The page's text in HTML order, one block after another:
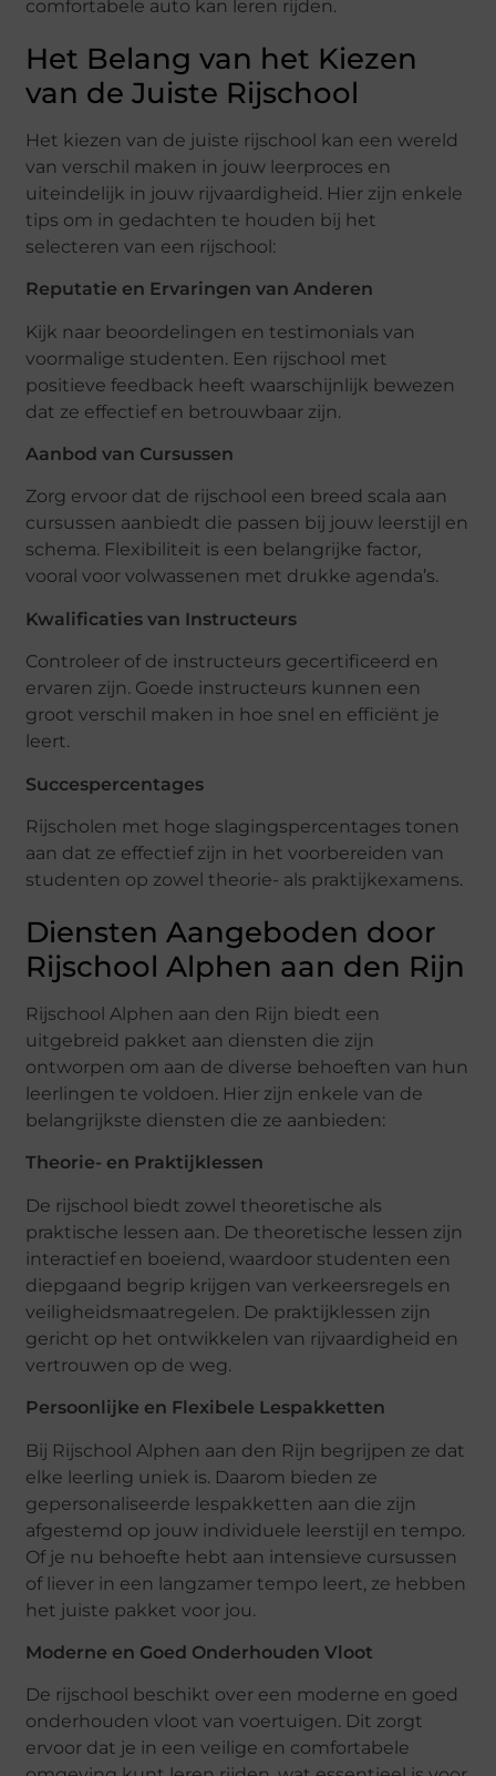
comfortabele auto kan leren rijden.
Het Belang van het Kiezen
van de Juiste Rijschool
Het kiezen van de juiste rijschool kan een wereld
van verschil maken in jouw leerproces en
uiteindelijk in jouw rijvaardigheid. Hier zijn enkele
tips om in gedachten te houden bij het
selecteren van een rijschool:
Reputatie en Ervaringen van Anderen
Kijk naar beoordelingen en testimonials van
voormalige studenten. Een rijschool met
positieve feedback heeft waarschijnlijk bewezen
dat ze effectief en betrouwbaar zijn.
Aanbod van Cursussen
Zorg ervoor dat de rijschool een breed scala aan
cursussen aanbiedt die passen bij jouw leerstijl en
schema. Flexibiliteit is een belangrijke factor,
vooral voor volwassenen met drukke agenda’s.
Kwalificaties van Instructeurs
Controleer of de instructeurs gecertificeerd en
ervaren zijn. Goede instructeurs kunnen een
groot verschil maken in hoe snel en efficiënt je
leert.
Succespercentages
Rijscholen met hoge slagingspercentages tonen
aan dat ze effectief zijn in het voorbereiden van
studenten op zowel theorie- als praktijkexamens.
Diensten Aangeboden door
Rijschool Alphen aan den Rijn
Rijschool Alphen aan den Rijn biedt een
uitgebreid pakket aan diensten die zijn
ontworpen om aan de diverse behoeften van hun
leerlingen te voldoen. Hier zijn enkele van de
belangrijkste diensten die ze aanbieden:
Theorie- en Praktijklessen
De rijschool biedt zowel theoretische als
praktische lessen aan. De theoretische lessen zijn
interactief en boeiend, waardoor studenten een
diepgaand begrip krijgen van verkeersregels en
veiligheidsmaatregelen. De praktijklessen zijn
gericht op het ontwikkelen van rijvaardigheid en
vertrouwen op de weg.
Persoonlijke en Flexibele Lespakketten
Bij Rijschool Alphen aan den Rijn begrijpen ze dat
elke leerling uniek is. Daarom bieden ze
gepersonaliseerde lespakketten aan die zijn
afgestemd op jouw individuele leerstijl en tempo.
Of je nu behoefte hebt aan intensieve cursussen
of liever in een langzamer tempo leert, ze hebben
het juiste pakket voor jou.
Moderne en Goed Onderhouden Vloot
De rijschool beschikt over een moderne en goed
onderhouden vloot van voertuigen. Dit zorgt
ervoor dat je in een veilige en comfortabele